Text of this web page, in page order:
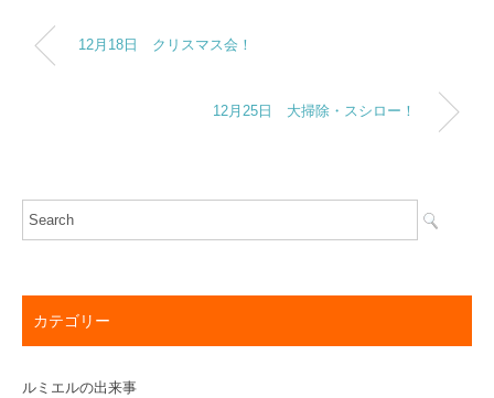
12月18日 クリスマス会！
12月25日 大掃除・スシロー！
カテゴリー
ルミエルの出来事